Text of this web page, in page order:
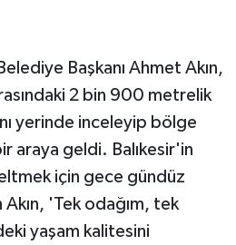
Başkanı Ahmet Akın,
2 bin 900 metrelik
yerinde inceleyip bölge
araya geldi. Balıkesir'in
için gece gündüz
Akın, 'Tek odağım, tek
yaşam kalitesini